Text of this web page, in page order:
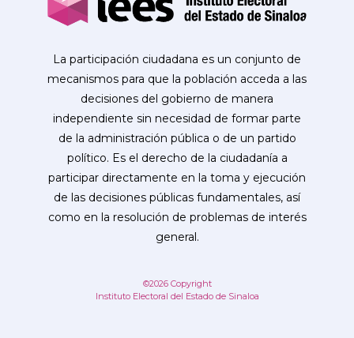
La participación ciudadana es un conjunto de
mecanismos para que la población acceda a las
decisiones del gobierno de manera
independiente sin necesidad de formar parte
de la administración pública o de un partido
político. Es el derecho de la ciudadanía a
participar directamente en la toma y ejecución
de las decisiones públicas fundamentales, así
como en la resolución de problemas de interés
general.
©2026 Copyright
Instituto Electoral del Estado de Sinaloa